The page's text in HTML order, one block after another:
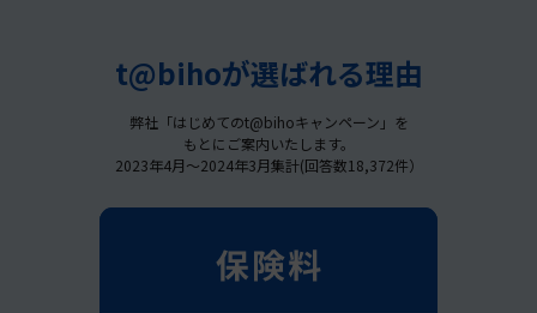
t@bihoが選ばれる理由
弊社「はじめてのt@bihoキャンペーン」を
もとにご案内いたします。
2023年4月～2024年3月集計(回答数18,372件）